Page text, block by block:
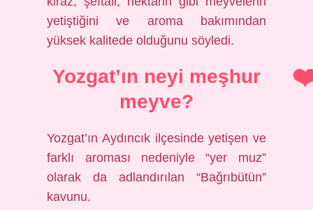
yetiştiğini ve aroma bakımından
yüksek kalitede olduğunu söyledi.
Yozgat’ın neyi meşhur
meyve?
Yozgat’ın Aydıncık ilçesinde yetişen ve
farklı aroması nedeniyle “yer muz”
olarak da adlandırılan “Bağrıbütün”
kavunu.